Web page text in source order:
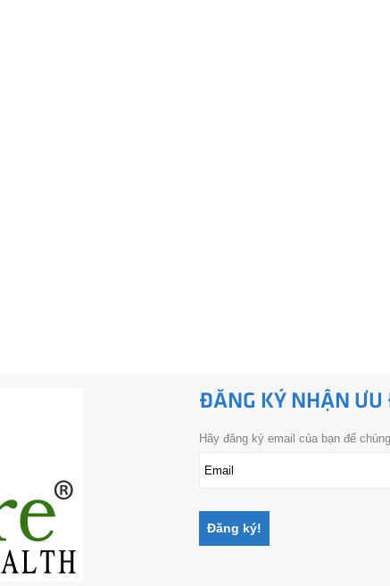
ĐĂNG KÝ NHẬN ƯU
Hãy đăng ký email của bạn để